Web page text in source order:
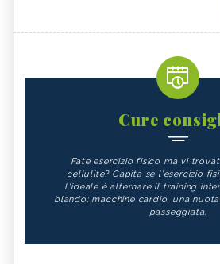
Cure
Fate esercizio fisico ma vi
cellulite? Capita se l'esercizio
L'ideale è alternare il training
blando: macchine cardio, una
passeggiata.